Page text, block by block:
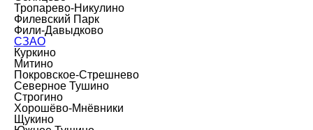
Тропарево-Никулино
Филевский Парк
Фили-Давыдково
СЗАО
Куркино
Митино
Покровское-Стрешнево
Северное Тушино
Строгино
Хорошёво-Мнёвники
Щукино